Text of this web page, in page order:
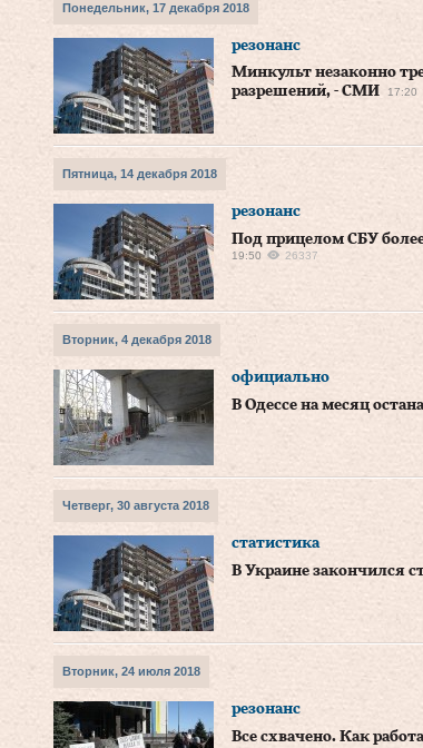
Понедельник, 17 декабря 2018
резонанс
Минкульт незаконно
разрешений, - СМИ
17:20
Пятница, 14 декабря 2018
резонанс
Под прицелом СБУ
19:50 26337
Вторник, 4 декабря 2018
официально
В Одессе на месяц
Четверг, 30 августа 2018
статистика
В Украине закончился
Вторник, 24 июля 2018
резонанс
Все схвачено. Как